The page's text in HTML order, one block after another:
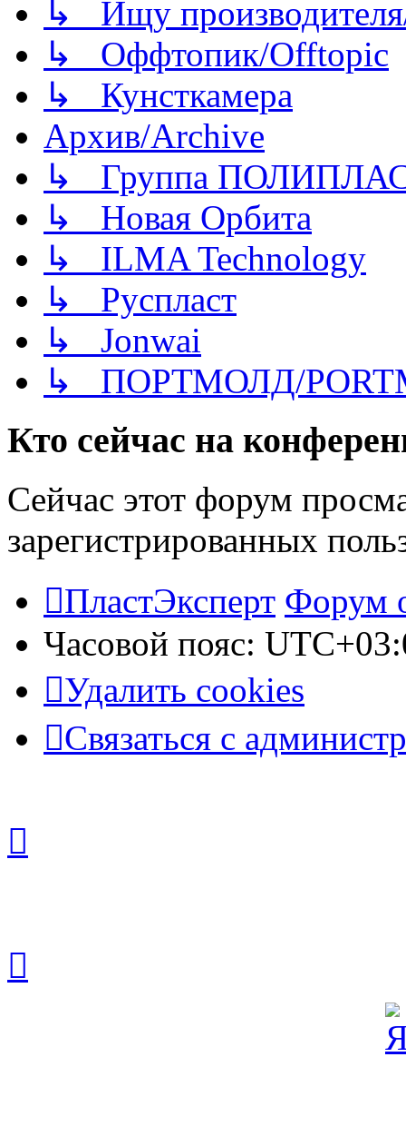
↳ Ищу
↳ Оффтопик/Offtopic
↳ Кунсткамера
Архив/Archive
↳ Группа
↳ Новая Орбита
↳ ILMA Technology
↳ Руспласт
↳ Jonwai
↳ ПОРТМОЛД/
Кто сейчас на
Сейчас этот форум
зарегистрированных
ПластЭксперт Форум
Часовой пояс:
Удалить cookies
Связаться с